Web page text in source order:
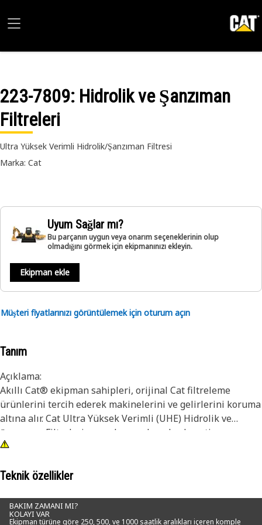
223-7809: Hidrolik ve Şanzıman
Filtreleri
Ultra Yüksek Verimli Hidrolik/Şanzıman Filtresi
Marka: Cat
Uyum Sağlar mı?
Bu parçanın uygun veya onarım seçeneklerinin olup
olmadığını görmek için ekipmanınızı ekleyin.
Ekipman ekle
Müşteri fiyatlarınızı görüntülemek için oturum açın
Tanım
Açıklama:
Akıllı Cat® ekipman sahipleri, orijinal Cat filtreleme
ürünlerini tercih ederek makinelerini ve gelirlerini koruma
altına alır. Cat Ultra Yüksek Verimli (UHE) Hidrolik ve
Şanzıman Filtreleri en zorlu uygulamalarda optimum
kirlenme kontrolü için küçük partikülleri daha yüksek
yanlış filtre ekipmanınızın daha hızlı aşınmasına ve hasar
görmesine neden olabilir. Örneğin Cat Hidrolik Filtreleri,
Teknik özellikler
BAKIM ZAMANI MI?
KOLAYI VAR
Ekipman türüne göre 250, 500, ve 1000 saatlik aralıkları içeren komple